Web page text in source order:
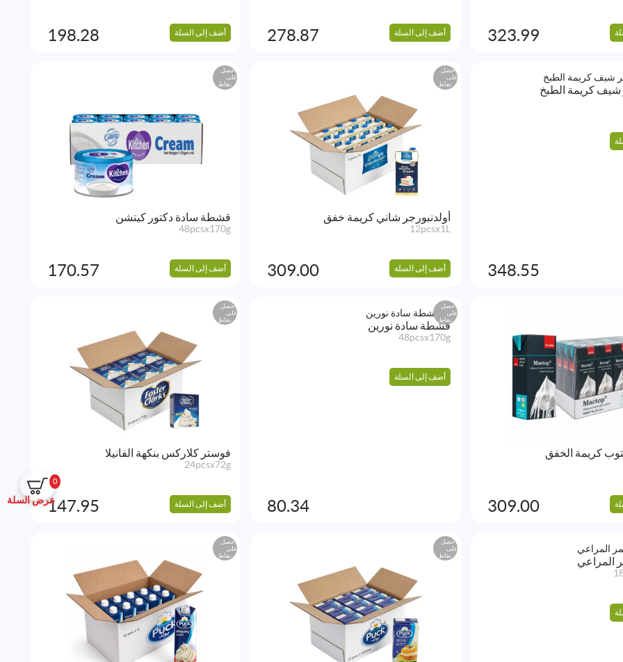
0
عرض السلة
323.99 أضف إلى السلة 278.87 أضف إلى السلة 198.28
شيف كريمة الطبخ
348.55
احصل
على
نقاط
أولدنبورجر شاني كريمة خفق
12pcsx1L
أضف إلى السلة 309.00
احصل
على
نقاط
قشطة سادة دكتور كيتشن
48pcsx170g
أضف إلى السلة 170.57
كريمة الخفق
309.00
احصل
على
نقاط
قشطة سادة نورين
48pcsx170g
أضف إلى السلة
80.34
احصل
على
نقاط
فوستر كلاركس بنكهة الفانيلا
24pcsx72g
أضف إلى السلة 147.95
المراعي
احصل
على
نقاط
احصل
على
نقاط